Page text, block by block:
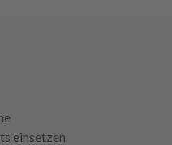
einsetzen